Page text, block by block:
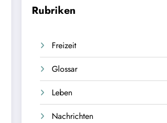
Rubriken
Freizeit
Glossar
Leben
Nachrichten